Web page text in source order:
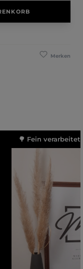
Merken
/ Sofort)
🌳 Fein